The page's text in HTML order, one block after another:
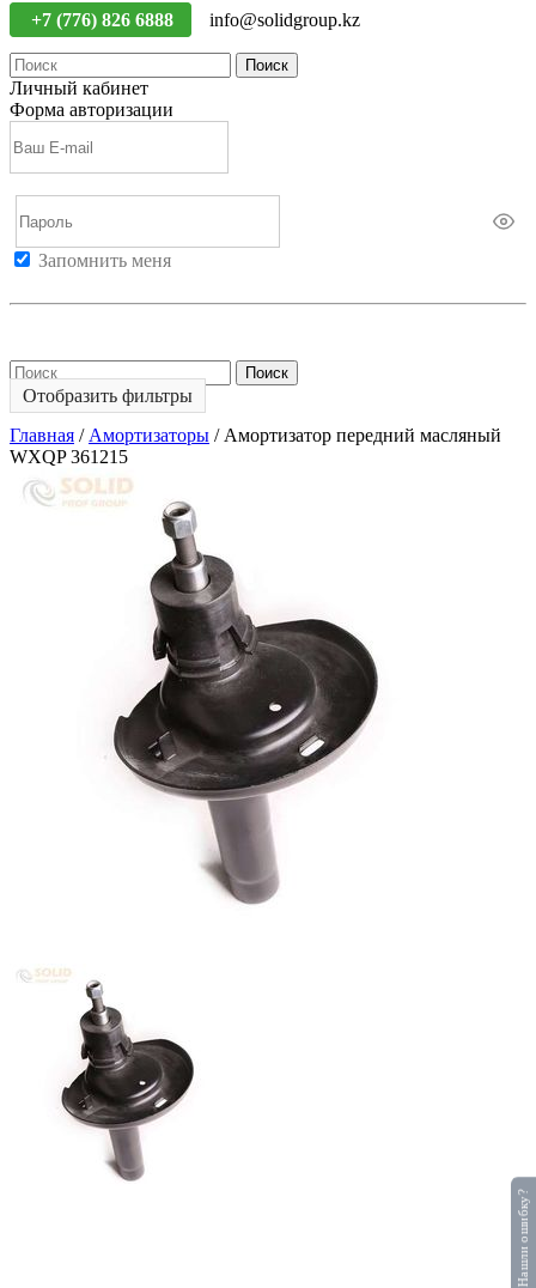
+7 (776) 826 6888 info@solidgroup.kz
Поиск
Личный кабинет
Форма авторизации
Запомнить меня
Поиск
Отобразить фильтры
Главная / Амортизаторы / Амортизатор передний масляный
WXQP 361215
Нашли ошибку?